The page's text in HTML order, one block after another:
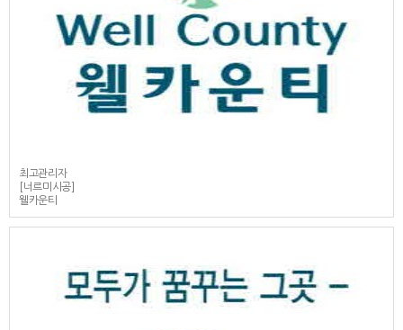
최고관리자
[너르미시공]
웰카운티